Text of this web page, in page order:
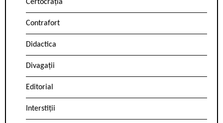
Certocrația
Contrafort
Didactica
Divagații
Editorial
Interstiții